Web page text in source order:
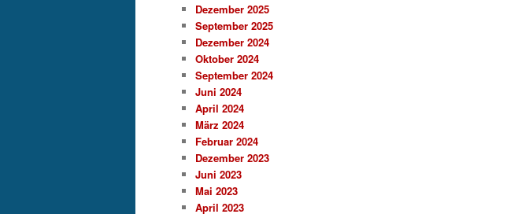
Dezember 2025
September 2025
Dezember 2024
Oktober 2024
September 2024
Juni 2024
April 2024
März 2024
Februar 2024
Dezember 2023
Juni 2023
Mai 2023
April 2023